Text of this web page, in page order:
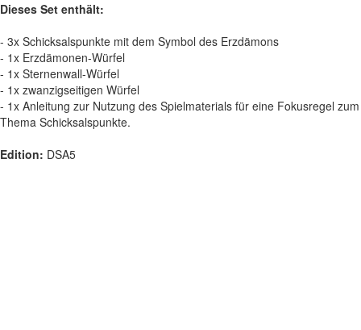
Dieses Set enthält:
- 3x Schicksalspunkte mit dem Symbol des Erzdämons
- 1x Erzdämonen-Würfel
- 1x Sternenwall-Würfel
- 1x zwanzigseitigen Würfel
- 1x Anleitung zur Nutzung des Spielmaterials für eine Fokusregel zum
Thema Schicksalspunkte.
Edition: DSA5